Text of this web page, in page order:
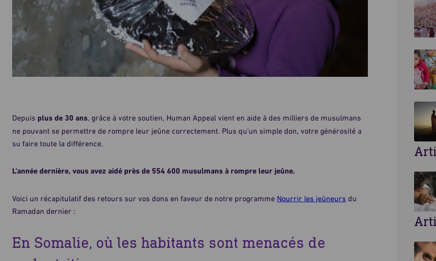
Depuis plus de 30 ans , grâce à votre soutien, Human Appeal vient en aide à des milliers de musulmans
ne pouvant se permettre de rompre leur jeûne correctement. Plus qu'un simple don, votre générosité a
su faire toute la différence.
L'année dernière, vous avez aidé près de 554 600 musulmans à rompre leur jeûne.
Voici un récapitulatif des retours sur vos dons en faveur de notre programme Nourrir les jeûneurs du
Ramadan dernier :
En Somalie, où les habitants sont menacés de